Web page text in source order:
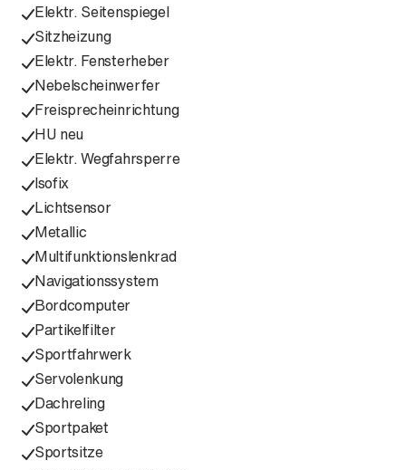
Elektr. Seitenspiegel
Sitzheizung
Elektr. Fensterheber
Nebelscheinwerfer
Freisprecheinrichtung
HU neu
Elektr. Wegfahrsperre
Isofix
Lichtsensor
Metallic
Multifunktionslenkrad
Navigationssystem
Bordcomputer
Partikelfilter
Sportfahrwerk
Servolenkung
Dachreling
Sportpaket
Sportsitze